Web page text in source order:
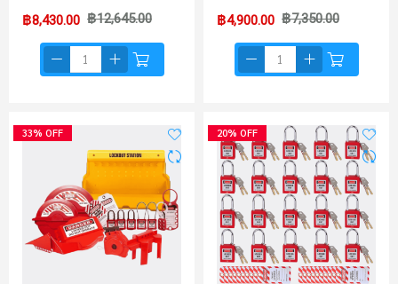
฿8,430.00 ฿12,645.00 ฿4,900.00 ฿7,350.00
33% OFF 20% OFF